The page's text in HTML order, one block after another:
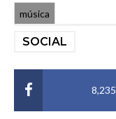
música
SOCIAL
8,235